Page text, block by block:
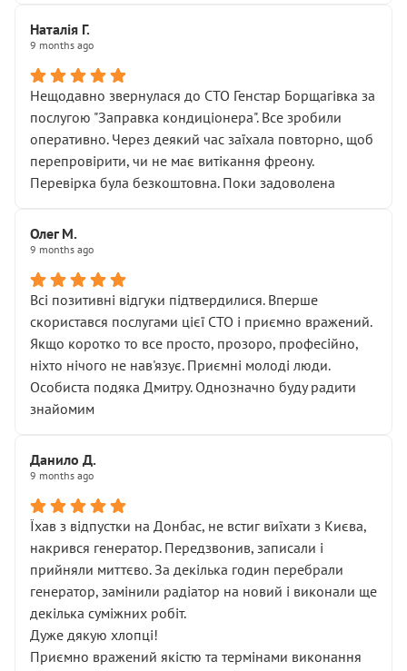
Наталія Г.
9 months ago
Нещодавно звернулася до СТО Генстар Борщагівка за
послугою "Заправка кондиціонера". Все зробили
оперативно. Через деякий час заїхала повторно, щоб
перепровірити, чи не має витікання фреону.
Перевірка була безкоштовна. Поки задоволена
Олег М.
9 months ago
Всі позитивні відгуки підтвердилися. Вперше
скористався послугами цієї СТО і приємно вражений.
Якщо коротко то все просто, прозоро, професійно,
ніхто нічого не нав'язує. Приємні молоді люди.
Особиста подяка Дмитру. Однозначно буду радити
знайомим
Данило Д.
9 months ago
Їхав з відпустки на Донбас, не встиг виїхати з Києва,
накрився генератор. Передзвонив, записали і
прийняли миттєво. За декілька годин перебрали
генератор, замінили радіатор на новий і виконали ще
декілька суміжних робіт.
Дуже дякую хлопці!
Приємно вражений якістю та термінами виконання